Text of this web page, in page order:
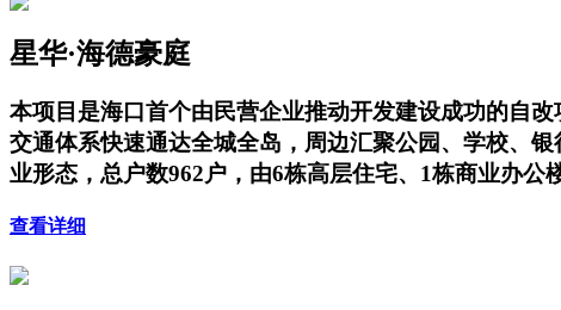
星华·海德豪庭
本项目是海口首个由民营企业推动开发建设成功的自
交通体系快速通达全城全岛，周边汇聚公园、学校、
业形态，总户数962户，由6栋高层住宅、1栋商业办
查看详细